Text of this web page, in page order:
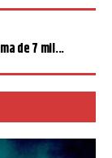
de 7 mil...